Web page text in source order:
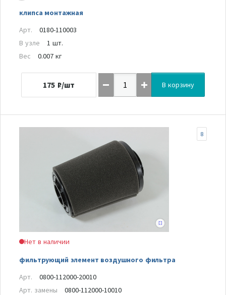
клипса монтажная
Арт.
0180-110003
В узле
1 шт.
Вес
0.007 кг
175 ₽/шт В корзину
Нет в наличии
фильтрующий элемент воздушного фильтра
8
Арт.
0800-112000-20010
Арт. замены
0800-112000-10010